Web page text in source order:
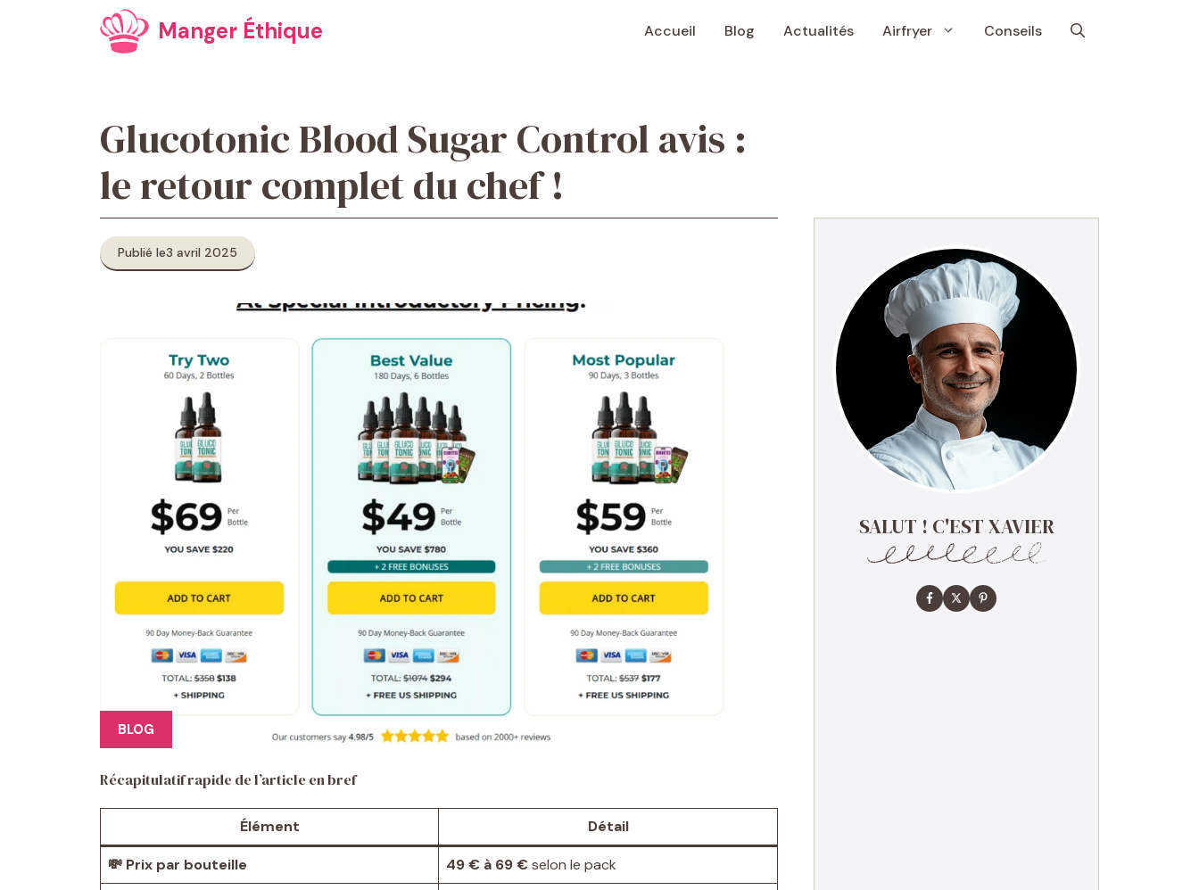
Manger Éthique Accueil Blog Actualités Airfryer Conseils
Glucotonic Blood Sugar Control avis :
le retour complet du chef !
Publié le3 avril 2025
BLOG
Récapitulatif rapide de l’article en bref
Élément Détail
💸 Prix par bouteille 49 € à 69 € selon le pack
SALUT ! C'EST XAVIER